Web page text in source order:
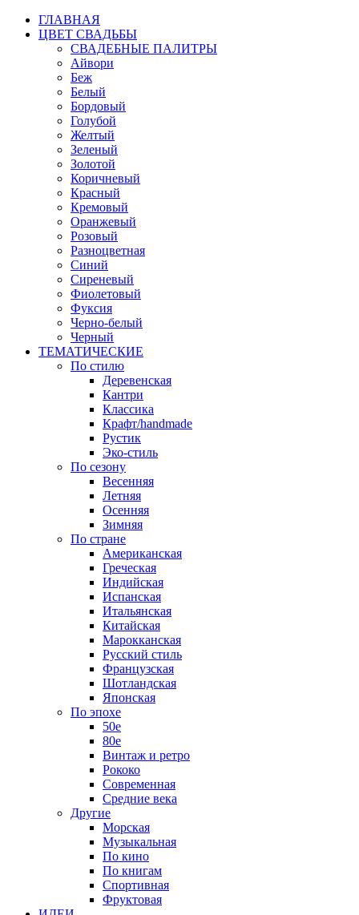
ГЛАВНАЯ
ЦВЕТ СВАДЬБЫ
СВАДЕБНЫЕ ПАЛИТРЫ
Айвори
Беж
Белый
Бордовый
Голубой
Желтый
Зеленый
Золотой
Коричневый
Красный
Кремовый
Оранжевый
Розовый
Разноцветная
Синий
Сиреневый
Фиолетовый
Фуксия
Черно-белый
Черный
ТЕМАТИЧЕСКИЕ
По стилю
Деревенская
Кантри
Классика
Крафт/handmade
Рустик
Эко-стиль
По сезону
Весенняя
Летняя
Осенняя
Зимняя
По стране
Американская
Греческая
Индийская
Испанская
Итальянская
Китайская
Марокканская
Русский стиль
Французская
Шотландская
Японская
По эпохе
50е
80е
Винтаж и ретро
Рококо
Современная
Средние века
Другие
Морская
Музыкальная
По кино
По книгам
Спортивная
Фруктовая